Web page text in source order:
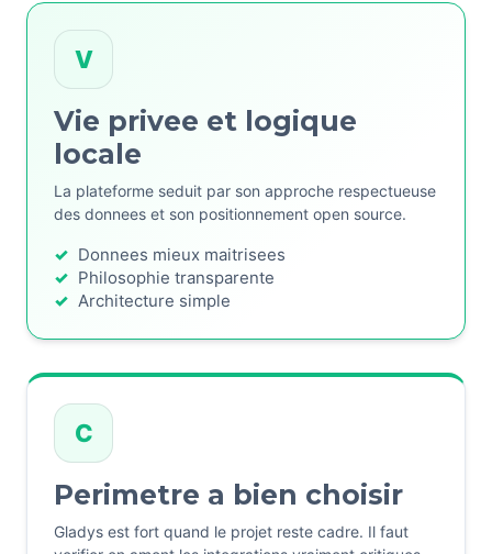
V
Vie privee et logique
locale
La plateforme seduit par son approche respectueuse
des donnees et son positionnement open source.
Donnees mieux maitrisees
Philosophie transparente
Architecture simple
C
Perimetre a bien choisir
Gladys est fort quand le projet reste cadre. Il faut